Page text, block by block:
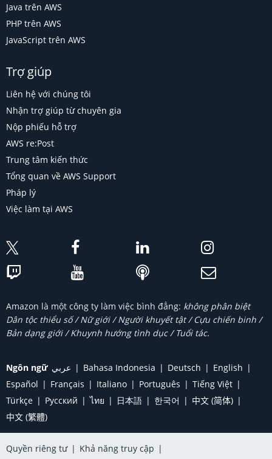
Java trên AWS
PHP trên AWS
JavaScript trên AWS
Trợ giúp
Liên hệ với chúng tôi
Nhận trợ giúp từ chuyên gia
Nộp phiếu hỗ trợ
AWS re:Post
Trung tâm kiến thức
Tổng quan về AWS Support
Pháp lý
Việc làm tại AWS
Amazon là một công ty làm việc bình đẳng: không phân biệt
Dân tộc thiểu số / Nữ giới / Người khuyết tật / Cựu chiến binh /
Bản dạng giới / Khuynh hướng tình dục / Tuổi tác.
Ngôn ngữ عربي Bahasa Indonesia Deutsch
English
Español
Français Italiano Português
Tiếng Việt
Türkçe
Ρусский ไทย 日本語 한국어
中文 (简体)
中文 (繁體)
Quyền riêng tư | Khả năng truy cập |